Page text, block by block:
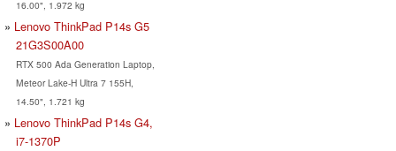
16.00", 1.972 kg
Lenovo ThinkPad P14s G5
21G3S00A00
RTX 500 Ada Generation Laptop,
Meteor Lake-H Ultra 7 155H,
14.50", 1.721 kg
Lenovo ThinkPad P14s G4,
i7-1370P